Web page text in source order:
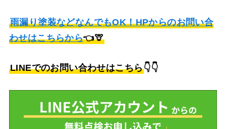
雨漏り塗装などなんでもOK！HPからのお問い合
わせはこちらから👈🦒
LINEでのお問い合わせはこちら👇👇